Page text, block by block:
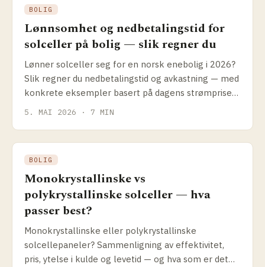
BOLIG
Lønnsomhet og nedbetalingstid for
solceller på bolig — slik regner du
Lønner solceller seg for en norsk enebolig i 2026?
Slik regner du nedbetalings­tid og avkastning — med
konkrete eksempler basert på dagens strømpriser,
Enova-støtte og anleggspriser.
5. MAI 2026 · 7 MIN
BOLIG
Monokrystallinske vs
polykrystallinske solceller — hva
passer best?
Monokrystallinske eller polykrystallinske
solcellepaneler? Sammenligning av effektivitet,
pris, ytelse i kulde og levetid — og hva som er det